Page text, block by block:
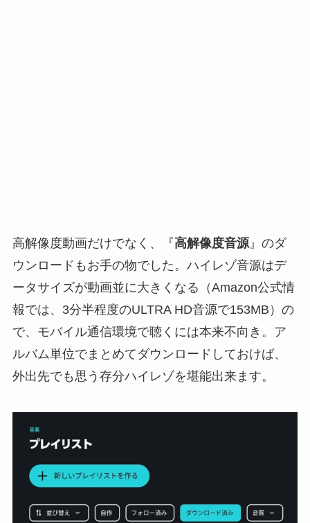
高解像度動画だけでなく、『高解像度音源』のダ
ウンロードもお手の物でした。ハイレゾ音源はデ
ータサイズが動画並に大きくなる（Amazon公式情
報では、3分半程度のULTRA HD音源で153MB）の
で、モバイル通信環境で聴くには本来不向き。ア
ルバム単位でまとめてダウンロードしておけば、
外出先でも思う存分ハイレゾを堪能出来ます。